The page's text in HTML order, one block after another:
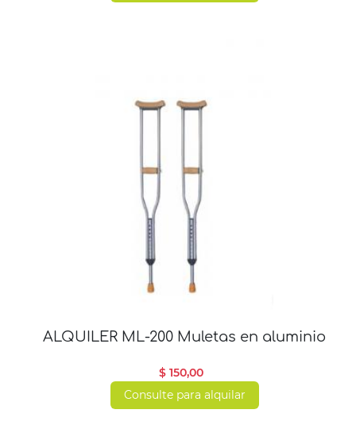
ALQUILER ML-200 Muletas en aluminio
$ 150,00
Consulte para alquilar